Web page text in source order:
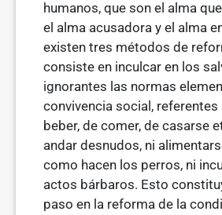
humanos, que son el alma
el alma acusadora y el alma
existen tres métodos de
consiste en inculcar en los
ignorantes las normas
convivencia social,
beber, de comer, de casarse
andar desnudos, ni
como hacen los perros, ni
actos bárbaros. Esto
paso en la reforma de la